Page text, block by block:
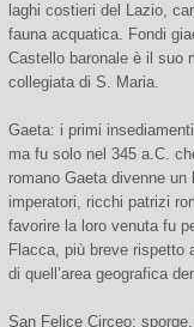
laghi costieri del Lazio,
fauna acquatica. Fondi
Castello baronale è il suo
collegiata di S. Maria.
Gaeta: i primi
ma fu solo nel 345 a.C.
romano Gaeta divenne
imperatori, ricchi patrizi
favorire la loro venuta fu
Flacca, più breve rispetto
di quell’area geografica
San Felice Circeo: